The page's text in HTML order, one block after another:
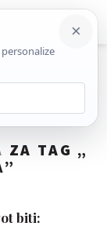
ZA TAG „
”
biti: